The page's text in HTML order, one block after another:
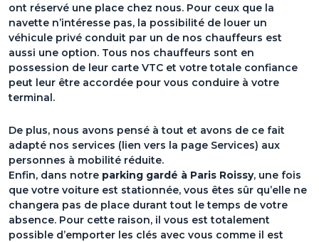
ont réservé une place chez nous. Pour ceux que la
navette n’intéresse pas, la possibilité de louer un
véhicule privé conduit par un de nos chauffeurs est
aussi une option. Tous nos chauffeurs sont en
possession de leur carte VTC et votre totale confiance
peut leur être accordée pour vous conduire à votre
terminal.
De plus, nous avons pensé à tout et avons de ce fait
adapté nos services (lien vers la page Services) aux
personnes à mobilité réduite.
Enfin, dans notre parking gardé à Paris Roissy, une fois
que votre voiture est stationnée, vous êtes sûr qu’elle ne
changera pas de place durant tout le temps de votre
absence. Pour cette raison, il vous est totalement
possible d’emporter les clés avec vous comme il est